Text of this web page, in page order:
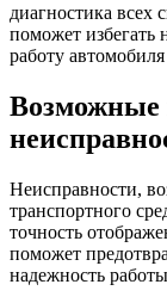
диагностика всех
поможет избегать
работу
Возможные
Неисправности,
транспортного
точность
поможет
надежность